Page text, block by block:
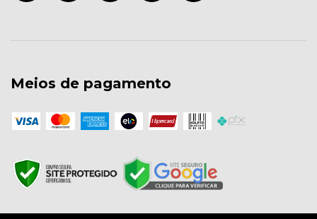
Meios de pagamento